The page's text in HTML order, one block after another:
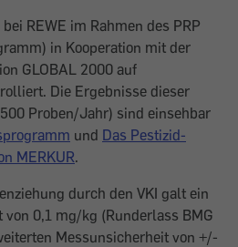
REWE im Rahmen des PRP
in Kooperation mit der
GLOBAL 2000 auf
Die Ergebnisse dieser
Proben/Jahr) sind einsehbar
und Das Pestizid-
MERKUR.
durch den VKI galt ein
0,1 mg/kg (Runderlass BMG
Messunsicherheit von +/-